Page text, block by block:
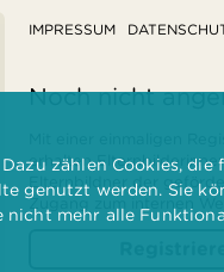
IMPRESSUM
Noch nicht
erhalten
Elternbildner der
Zugang zum internen
zählen Cookies,
werden. Sie
mehr alle